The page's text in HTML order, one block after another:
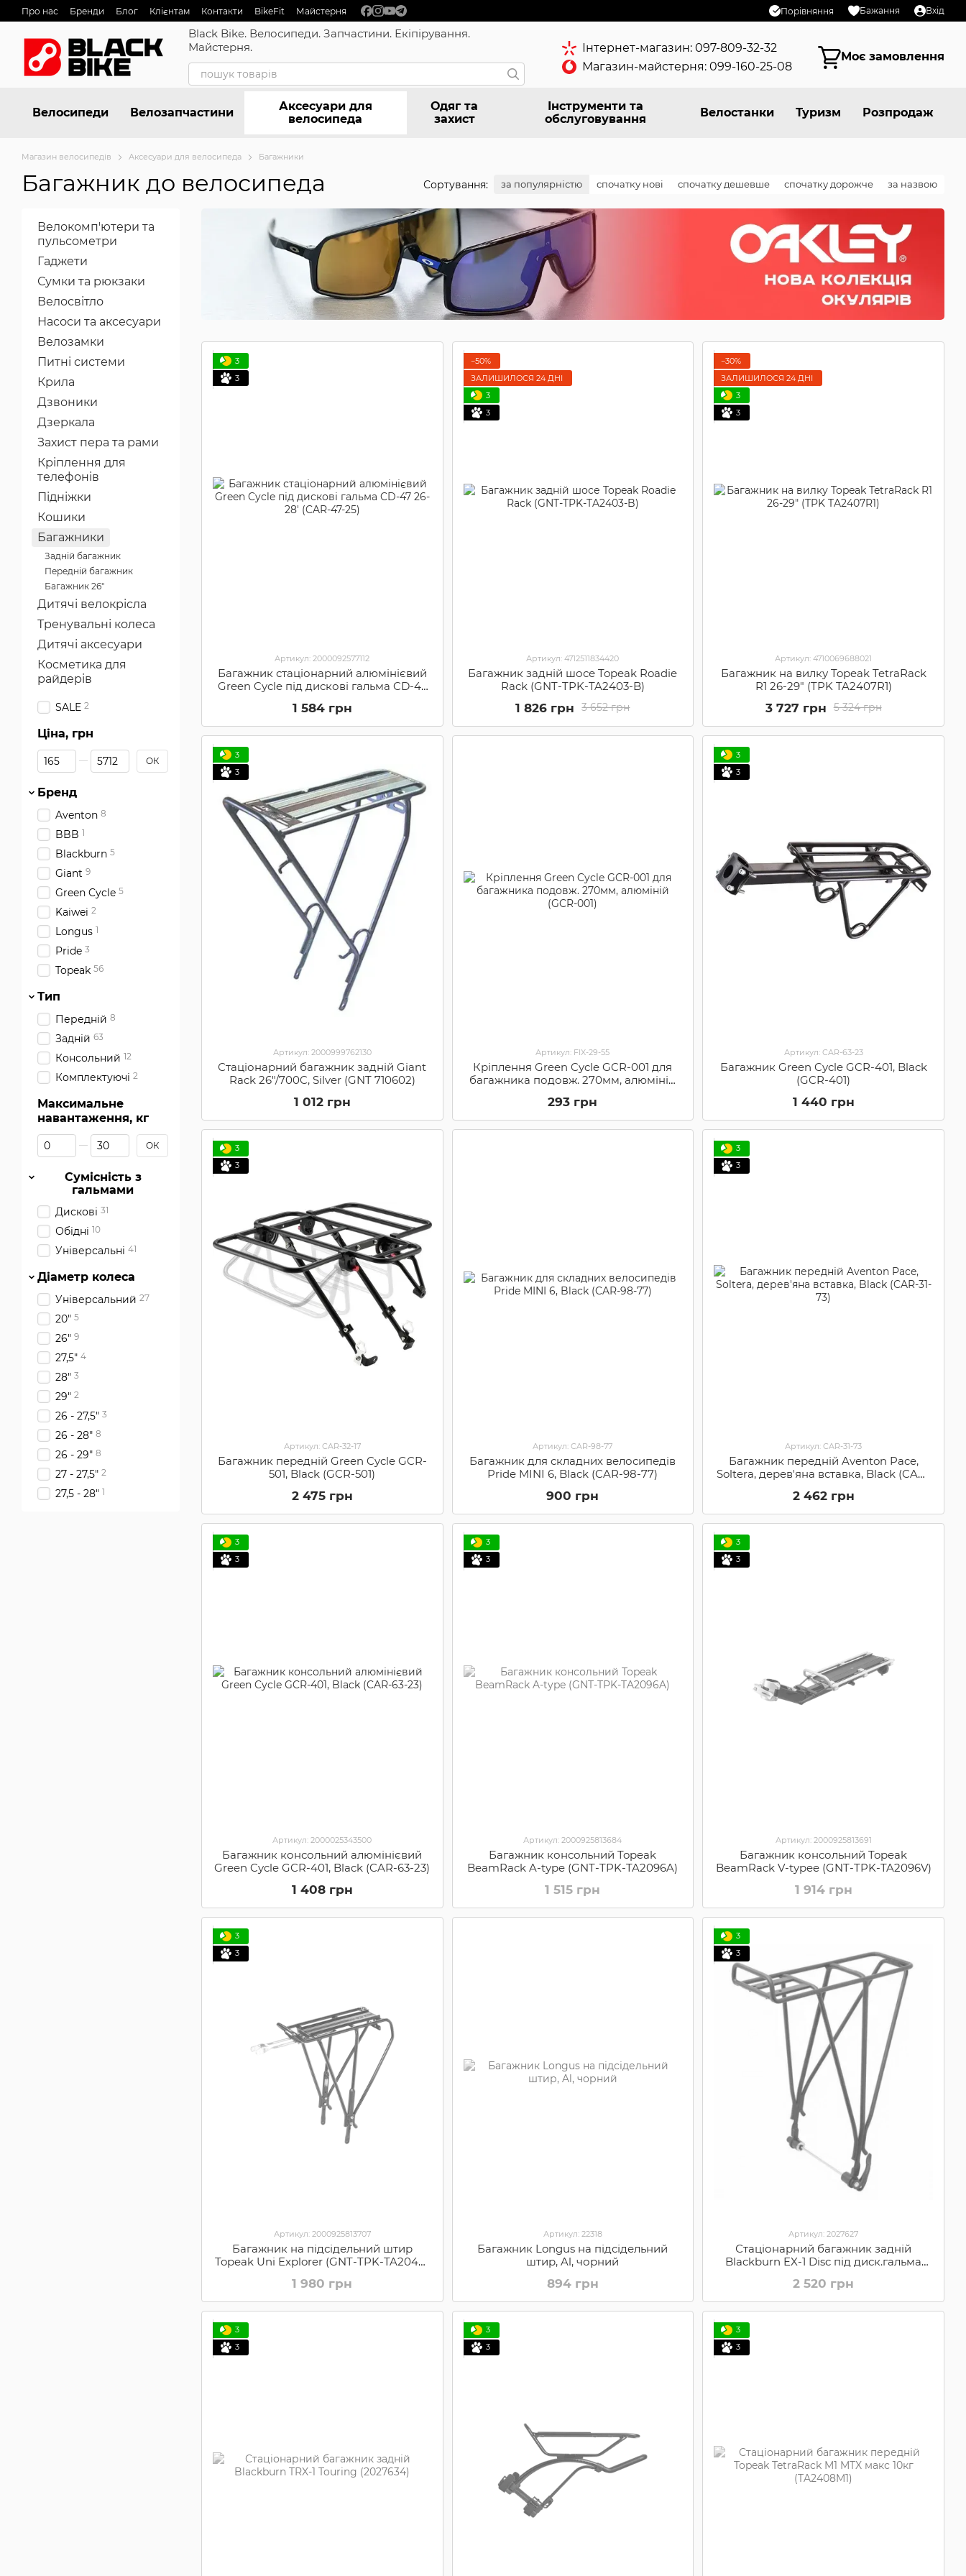
Перейти до основного контенту
Про нас Бренди Блог Клієнтам Контакти BikeFit Майстерня Порівняння Бажання Вхід
Black Bike. Велосипеди. Запчастини. Екіпірування.
Майстерня.
Інтернет-магазин: 097-809-32-32
Магазин-майстерня: 099-160-25-08
Моє замовлення
Велосипеди Велозапчастини
Аксесуари для
велосипеда
Одяг та
захист
Інструменти та
обслуговування
Велостанки Туризм Розпродаж
Магазин велосипедів Аксесуари для велосипеда Багажники
Багажник до велосипеда Сортування: за популярністю спочатку нові спочатку дешевше спочатку дорожче за назвою
3
3
Артикул: 2000092577112
Багажник стаціонарний алюмінієвий
Green Cycle під дискові гальма CD-47
1 584 грн
−50%
ЗАЛИШИЛОСЯ 24 ДНІ
3
3
Артикул: 4712511834420
Багажник задній шосе Topeak Roadie
Rack (GNT-TPK-TA2403-B)
3 652 грн
1 826 грн
−30%
ЗАЛИШИЛОСЯ 24 ДНІ
3
3
Артикул: 4710069688021
Багажник на вилку Topeak TetraRack
R1 26-29" (TPK TA2407R1)
5 324 грн
3 727 грн
3
3
Артикул: 2000999762130
Стаціонарний багажник задній Giant
Rack 26"/700C, Silver (GNT 710602)
1 012 грн
Артикул: FIX-29-55
Кріплення Green Cycle GCR-001 для
багажника подовж. 270мм, алюміній
293 грн
3
3
Артикул: CAR-63-23
Багажник Green Cycle GCR-401, Black
(GCR-401)
1 440 грн
3
3
Артикул: CAR-32-17
Багажник передній Green Cycle GCR-
501, Black (GCR-501)
2 475 грн
Артикул: CAR-98-77
Багажник для складних велосипедів
Pride MINI 6, Black (CAR-98-77)
900 грн
3
3
Артикул: CAR-31-73
Багажник передній Aventon Pace,
Soltera, дерев'яна вставка, Black (CAR-
2 462 грн
3
3
Артикул: 2000025343500
Багажник консольний алюмінієвий
Green Cycle GCR-401, Black (CAR-63-23)
1 408 грн
3
3
Артикул: 2000925813684
Багажник консольний Topeak
BeamRack A-type (GNT-TPK-TA2096A)
1 515 грн
3
3
Артикул: 2000925813691
Багажник консольний Topeak
BeamRack V-typee (GNT-TPK-TA2096V)
1 914 грн
3
3
Артикул: 2000925813707
Багажник на підсідельний штир
Topeak Uni Explorer (GNT-TPK-TA2046-
1 980 грн
Артикул: 22318
Багажник Longus на підсідельний
штир, Al, чорний
894 грн
3
3
Артикул: 2027627
Стаціонарний багажник задній
Blackburn EX-1 Disc під диск.гальма
2 520 грн
3
3
3
3
3
3
Велокомп'ютери та
пульсометри
Гаджети
Сумки та рюкзаки
Велосвітло
Насоси та аксесуари
Велозамки
Питні системи
Крила
Дзвоники
Дзеркала
Захист пера та рами
Кріплення для
телефонів
Підніжки
Кошики
Багажники
Задній багажник
Передній багажник
Багажник 26"
Дитячі велокрісла
Тренувальні колеса
Дитячі аксесуари
Косметика для
райдерів
SALE 2
Ціна, грн
Від Ціна, грн
До Ціна, грн ОК
Бренд
Aventon 8
BBB 1
Blackburn 5
Giant 9
Green Cycle 5
Kaiwei 2
Longus 1
Pride 3
Topeak 56
Тип
Передній 8
Задній 63
Консольний 12
Комплектуючі 2
Максимальне
навантаження, кг
Від Максимальне навантаження, кг
До Максимальне навантаження, кг
ОК
Сумісність з
гальмами
Дискові 31
Обідні 10
Універсальні 41
Діаметр колеса
Універсальний 27
20" 5
26" 9
27,5" 4
28" 3
29" 2
26 - 27,5" 3
26 - 28" 8
26 - 29" 8
27 - 27,5" 2
27,5 - 28" 1